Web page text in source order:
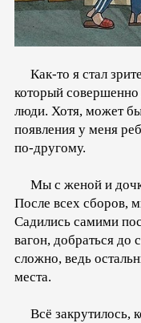
Как-то я стал
который совершенно
люди. Хотя, может
появления у меня
по-другому.
Мы с женой и
После всех сборов,
Садились самими
вагон, добраться до
сложно, ведь
места.
Всё закрутилось,